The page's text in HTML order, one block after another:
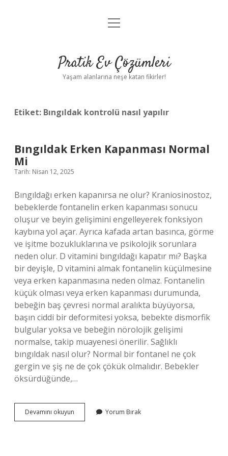
Anasayfa
Yasal Uyarı
menüyü
Pratik Ev Çözümleri
Yaşam alanlarına neşe katan fikirler!
Etiket: Bıngıldak kontrolü nasıl yapılır
Bıngıldak Erken Kapanması Normal
Mi
Tarih: Nisan 12, 2025
Bıngıldağı erken kapanırsa ne olur? Kraniosinostoz,
bebeklerde fontanelin erken kapanması sonucu
oluşur ve beyin gelişimini engelleyerek fonksiyon
kaybına yol açar. Ayrıca kafada artan basınca, görme
ve işitme bozukluklarına ve psikolojik sorunlara
neden olur. D vitamini bıngıldağı kapatır mı? Başka
bir deyişle, D vitamini almak fontanelin küçülmesine
veya erken kapanmasına neden olmaz. Fontanelin
küçük olması veya erken kapanması durumunda,
bebeğin baş çevresi normal aralıkta büyüyorsa,
başın ciddi bir deformitesi yoksa, bebekte dismorfik
bulgular yoksa ve bebeğin nörolojik gelişimi
normalse, takip muayenesi önerilir. Sağlıklı
bıngıldak nasıl olur? Normal bir fontanel ne çok
gergin ve şiş ne de çok çökük olmalıdır. Bebekler
öksürdüğünde,…
Devamını okuyun Bıngıldak
Erken
Yorum Bırak